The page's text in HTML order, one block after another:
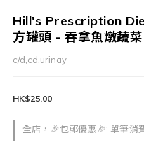
Hill's Prescription
方罐頭 - 吞拿魚燉蔬
c/d,cd,urinay
全店，🎉包郵優惠🎉: 單筆
HK$25.00